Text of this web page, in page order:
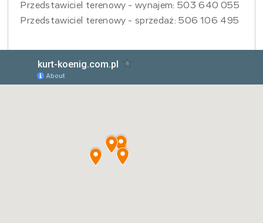
Przedstawiciel terenowy - wynajem: 503 640 055
Przedstawiciel terenowy - sprzedaż: 506 106 495